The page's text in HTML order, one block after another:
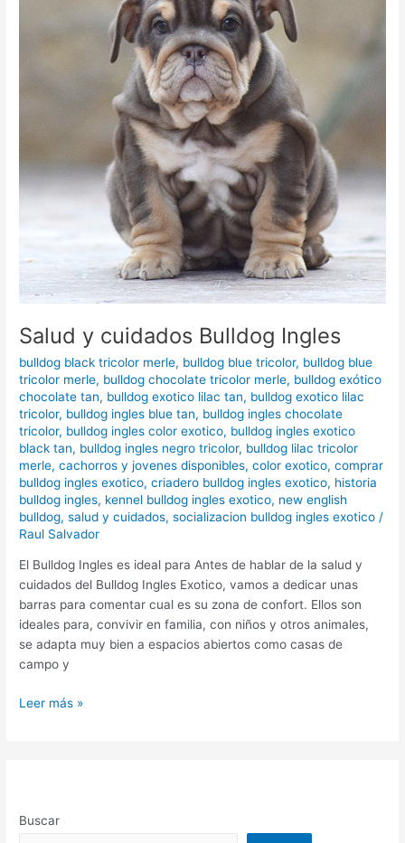
Salud y cuidados Bulldog Ingles
bulldog black tricolor merle, bulldog blue tricolor, bulldog blue
tricolor merle, bulldog chocolate tricolor merle, bulldog exótico
chocolate tan, bulldog exotico lilac tan, bulldog exotico lilac
tricolor, bulldog ingles blue tan, bulldog ingles chocolate
tricolor, bulldog ingles color exotico, bulldog ingles exotico
black tan, bulldog ingles negro tricolor, bulldog lilac tricolor
merle,cachorros y jovenes disponibles,color exotico,comprar
bulldog ingles exotico,criadero bulldog ingles exotico, historia
bulldog ingles, kennel bulldog ingles exotico, new english
bulldog,salud y cuidados,socializacion bulldog ingles exotico /
Raul Salvador
El Bulldog Ingles es ideal para Antes de hablar de la salud y
cuidados del Bulldog Ingles Exotico, vamos a dedicar unas
barras para comentar cual es su zona de confort. Ellos son
ideales para, convivir en familia, con niños y otros animales,
se adapta muy bien a espacios abiertos como casas de
campo y
Leer más »
Buscar